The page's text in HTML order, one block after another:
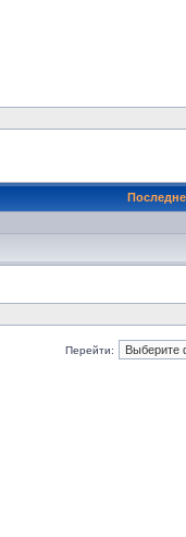
Перейти: